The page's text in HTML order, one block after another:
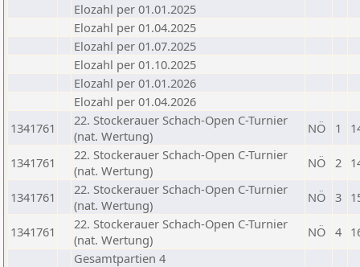
Elozahl per 01.01.2025
Elozahl per 01.04.2025
Elozahl per 01.07.2025
Elozahl per 01.10.2025
Elozahl per 01.01.2026
Elozahl per 01.04.2026
1341761
22. Stockerauer Schach-Open C-Turnier
(nat. Wertung)
NÖ 1
1341761
22. Stockerauer Schach-Open C-Turnier
(nat. Wertung)
NÖ 2
1341761
22. Stockerauer Schach-Open C-Turnier
(nat. Wertung)
NÖ 3
1341761
22. Stockerauer Schach-Open C-Turnier
(nat. Wertung)
NÖ 4
Gesamtpartien 4